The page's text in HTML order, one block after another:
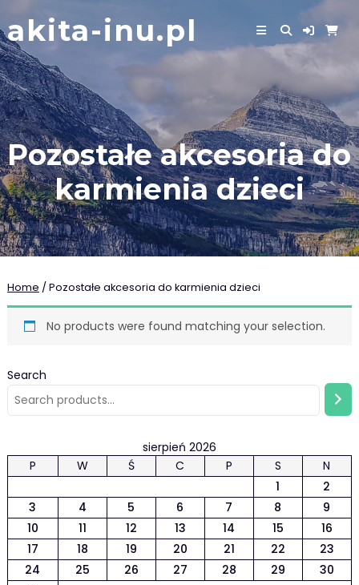
to
content
akita-inu.pl
Pozostałe akcesoria do
karmienia dzieci
Home / Pozostałe akcesoria do karmienia dzieci
No products were found matching your selection.
Search
sierpień 2026
P
W Ś C P S
N
1
2
3
4 5 6 7 8
9
10
11 12 13 14 15
16
17
18 19 20 21 22
23
24
25 26 27 28 29
30